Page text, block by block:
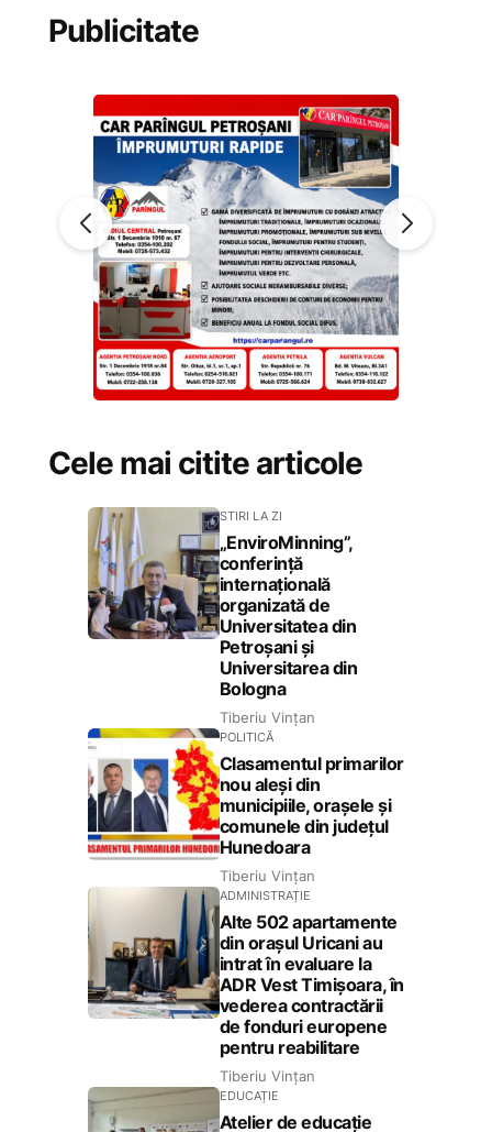
Publicitate
Cele mai citite articole
STIRI LA ZI
„EnviroMinning”,
conferință
internațională
organizată de
Universitatea din
Petroșani și
Universitarea din
Bologna
Tiberiu Vințan
POLITICĂ
Clasamentul primarilor
nou aleși din
municipiile, orașele și
comunele din județul
Hunedoara
Tiberiu Vințan
ADMINISTRAȚIE
Alte 502 apartamente
din orașul Uricani au
intrat în evaluare la
ADR Vest Timișoara, în
vederea contractării
de fonduri europene
pentru reabilitare
Tiberiu Vințan
EDUCAȚIE
Atelier de educație